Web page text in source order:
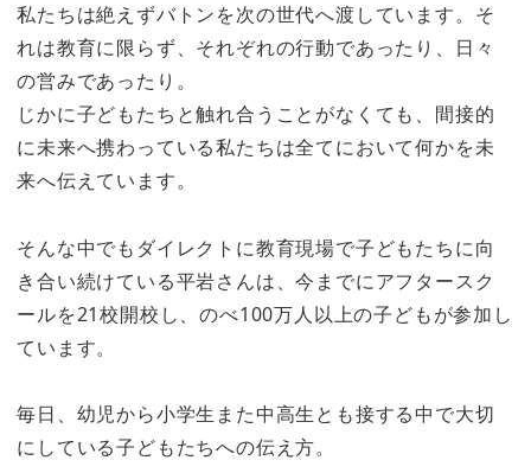
私たちは絶えずバトンを次の世代へ渡しています。そ
れは教育に限らず、それぞれの行動であったり、日々
の営みであったり。
じかに子どもたちと触れ合うことがなくても、間接的
に未来へ携わっている私たちは全てにおいて何かを未
来へ伝えています。
そんな中でもダイレクトに教育現場で子どもたちに向
き合い続けている平岩さんは、今までにアフタースク
ールを21校開校し、のべ100万人以上の子どもが参加し
ています。
毎日、幼児から小学生また中高生とも接する中で大切
にしている子どもたちへの伝え方。